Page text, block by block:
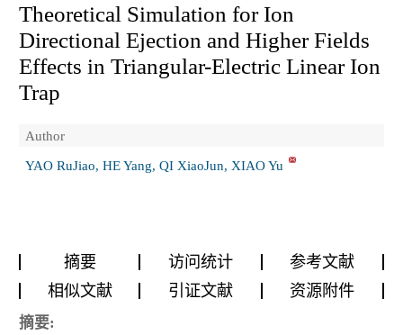
Theoretical Simulation for Ion
Directional Ejection and Higher Fields
Effects in Triangular-Electric Linear Ion
Trap
Author
YAO RuJiao, HE Yang, QI XiaoJun, XIAO Yu
摘要 访问统计
参考文献
相似文献
引证文献 资源附件
摘要: